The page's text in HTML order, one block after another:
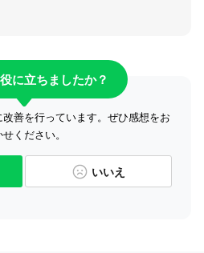
に立ちましたか？
善を行っています。ぜひ感想をお
ください。
いいえ